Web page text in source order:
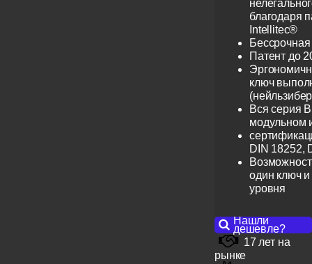
благодаря
Intellitec®
Патент до
ключ
Вся серия
модульном
DIN 18252,
один ключ и
уровня
Нашли
дешевле?
17 лет на
рынке